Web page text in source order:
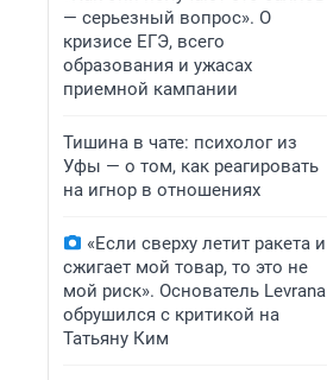
— серьезный вопрос». О
кризисе ЕГЭ, всего
образования и ужасах
приемной кампании
Тишина в чате: психолог из
Уфы — о том, как реагировать
на игнор в отношениях
«Если сверху летит ракета и
сжигает мой товар, то это не
мой риск». Основатель Levrana
обрушился с критикой на
Татьяну Ким